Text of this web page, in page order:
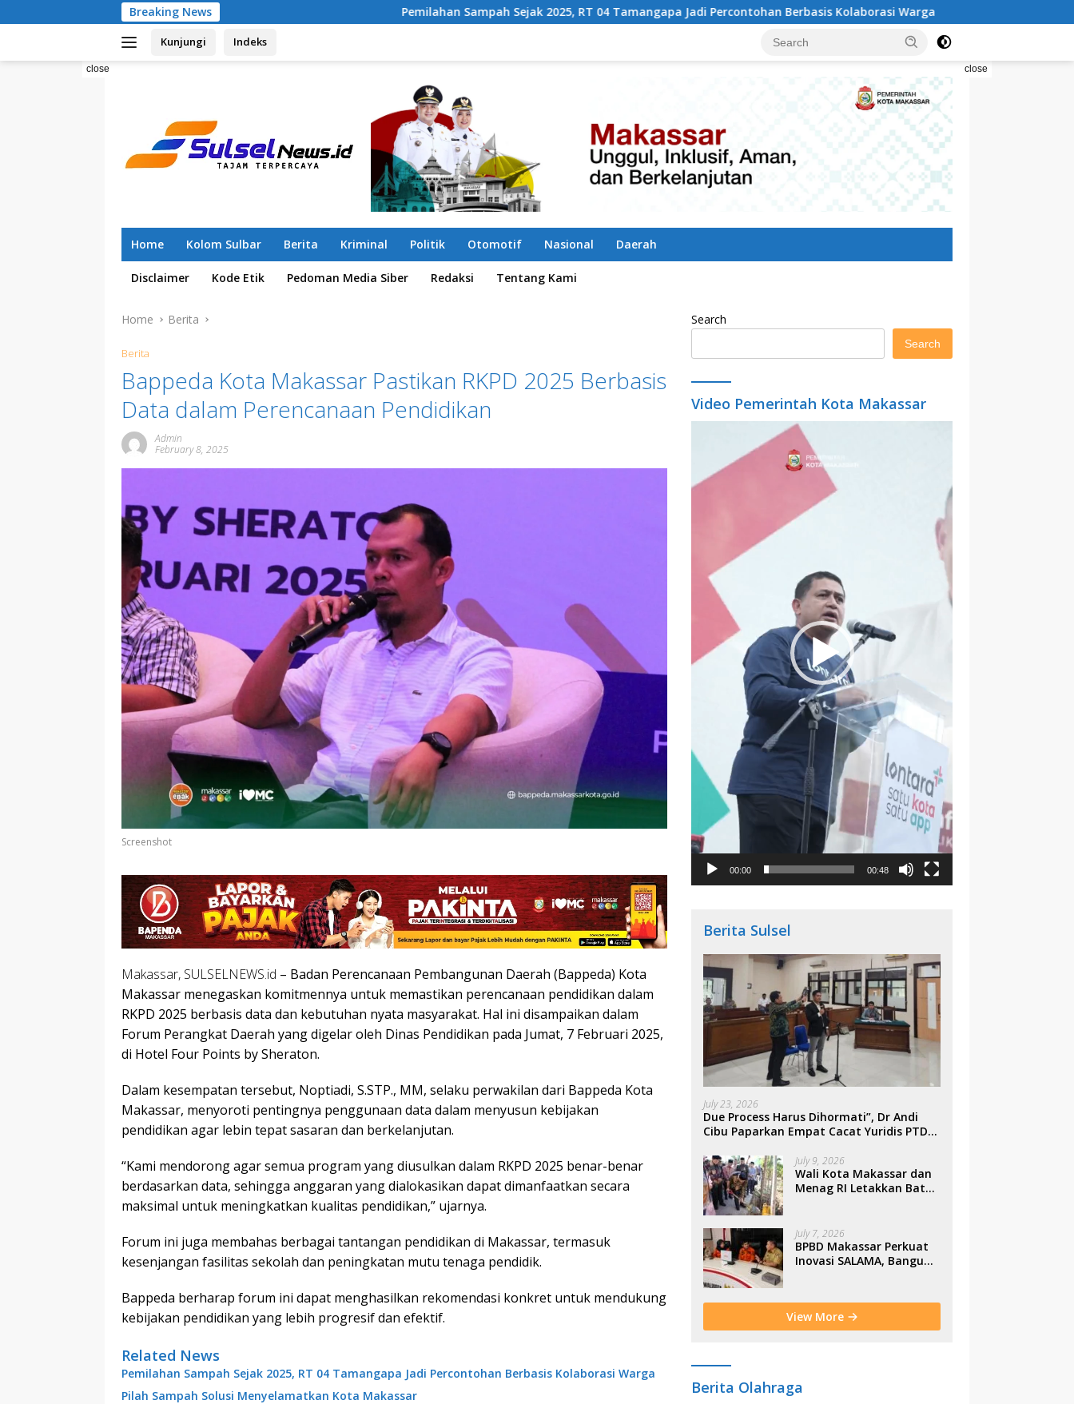
to
Breaking News Pemilahan Sampah Sejak 2025, RT 04 Tamangapa Jadi Percontohan Berbasis Kolaborasi Warga Pilah Sampah Solusi Menyelamatkan
Kunjungi Indeks
close close
Home Kolom Sulbar Berita Kriminal Politik Otomotif Nasional Daerah
Disclaimer Kode Etik Pedoman Media Siber Redaksi Tentang Kami
Home Berita
Berita
Bappeda Kota Makassar Pastikan RKPD 2025 Berbasis
Data dalam Perencanaan Pendidikan
Admin
February 8, 2025
Screenshot
Makassar, SULSELNEWS.id – Badan Perencanaan Pembangunan Daerah (Bappeda) Kota
Makassar menegaskan komitmennya untuk memastikan perencanaan pendidikan dalam
RKPD 2025 berbasis data dan kebutuhan nyata masyarakat. Hal ini disampaikan dalam
Forum Perangkat Daerah yang digelar oleh Dinas Pendidikan pada Jumat, 7 Februari 2025,
di Hotel Four Points by Sheraton.
Dalam kesempatan tersebut, Noptiadi, S.STP., MM, selaku perwakilan dari Bappeda Kota
Makassar, menyoroti pentingnya penggunaan data dalam menyusun kebijakan
pendidikan agar lebin tepat sasaran dan berkelanjutan.
“Kami mendorong agar semua program yang diusulkan dalam RKPD 2025 benar-benar
berdasarkan data, sehingga anggaran yang dialokasikan dapat dimanfaatkan secara
maksimal untuk meningkatkan kualitas pendidikan,” ujarnya.
Forum ini juga membahas berbagai tantangan pendidikan di Makassar, termasuk
kesenjangan fasilitas sekolah dan peningkatan mutu tenaga pendidik.
Bappeda berharap forum ini dapat menghasilkan rekomendasi konkret untuk mendukung
kebijakan pendidikan yang lebih progresif dan efektif.
Related News
Pemilahan Sampah Sejak 2025, RT 04 Tamangapa Jadi Percontohan Berbasis Kolaborasi Warga
Pilah Sampah Solusi Menyelamatkan Kota Makassar
Search
Search
Video Pemerintah Kota Makassar
00:00 00:48
Berita Sulsel
July 23, 2026
Due Process Harus Dihormati”, Dr Andi
Cibu Paparkan Empat Cacat Yuridis PTDH
July 9, 2026
Wali Kota Makassar dan
Menag RI Letakkan Batu
BTP
July 7, 2026
BPBD Makassar Perkuat
Inovasi SALAMA, Bangun
View More
Berita Olahraga